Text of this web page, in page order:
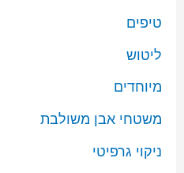
טיפים
ליטוש
מיוחדים
משטחי אבן משולבת
ניקוי גרפיטי